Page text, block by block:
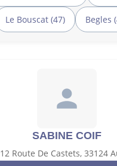
Le Bouscat (47) Begles
SABINE COIF
12 Route De Castets, 33124